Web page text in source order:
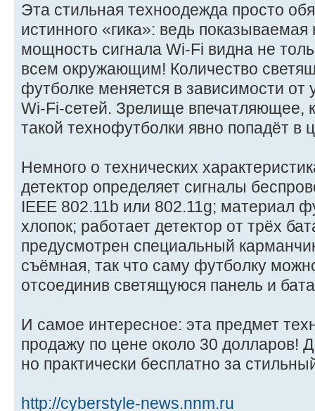
Эта стильная техноодежда просто
истинного «гика»: ведь
мощность сигнала Wi-Fi видна не
всем окружающим! Количество
футболке меняется в зависимости от
Wi-Fi-сетей. Зрелище впечатляющее,
такой технофутболки явно попадёт в
Немного о технических
детектор определяет сигналы
IEEE 802.11b или 802.11g; материал
хлопок; работает детектор от трёх
предусмотрен специальный
съёмная, так что саму футболку
отсоединив светящуюся панель и
И самое интересное: эта предмет
продажу по цене около 30 долларов!
но практически бесплатно за
http://cyberstyle-news.nnm.ru